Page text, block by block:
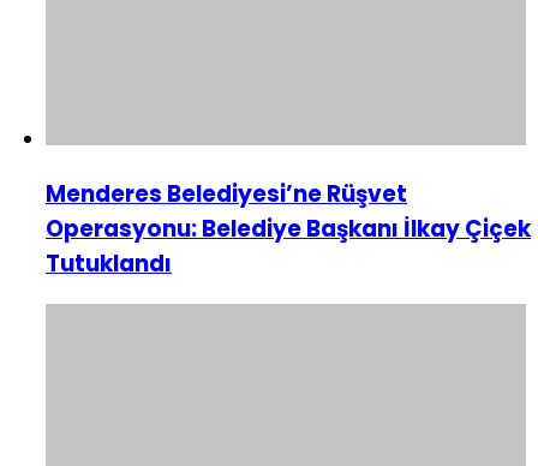
Menderes Belediyesi’ne Rüşvet
Operasyonu: Belediye Başkanı İlkay Çiçek
Tutuklandı